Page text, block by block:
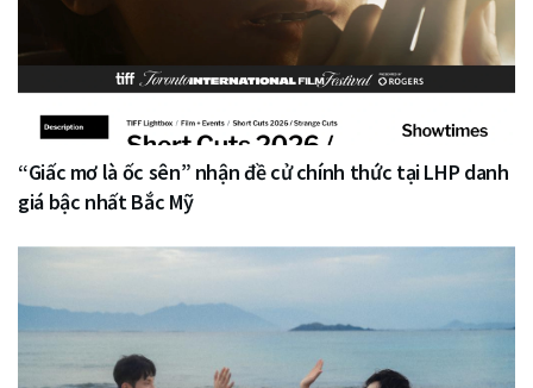
“Giấc mơ là ốc sên” nhận đề cử chính thức tại LHP danh
giá bậc nhất Bắc Mỹ